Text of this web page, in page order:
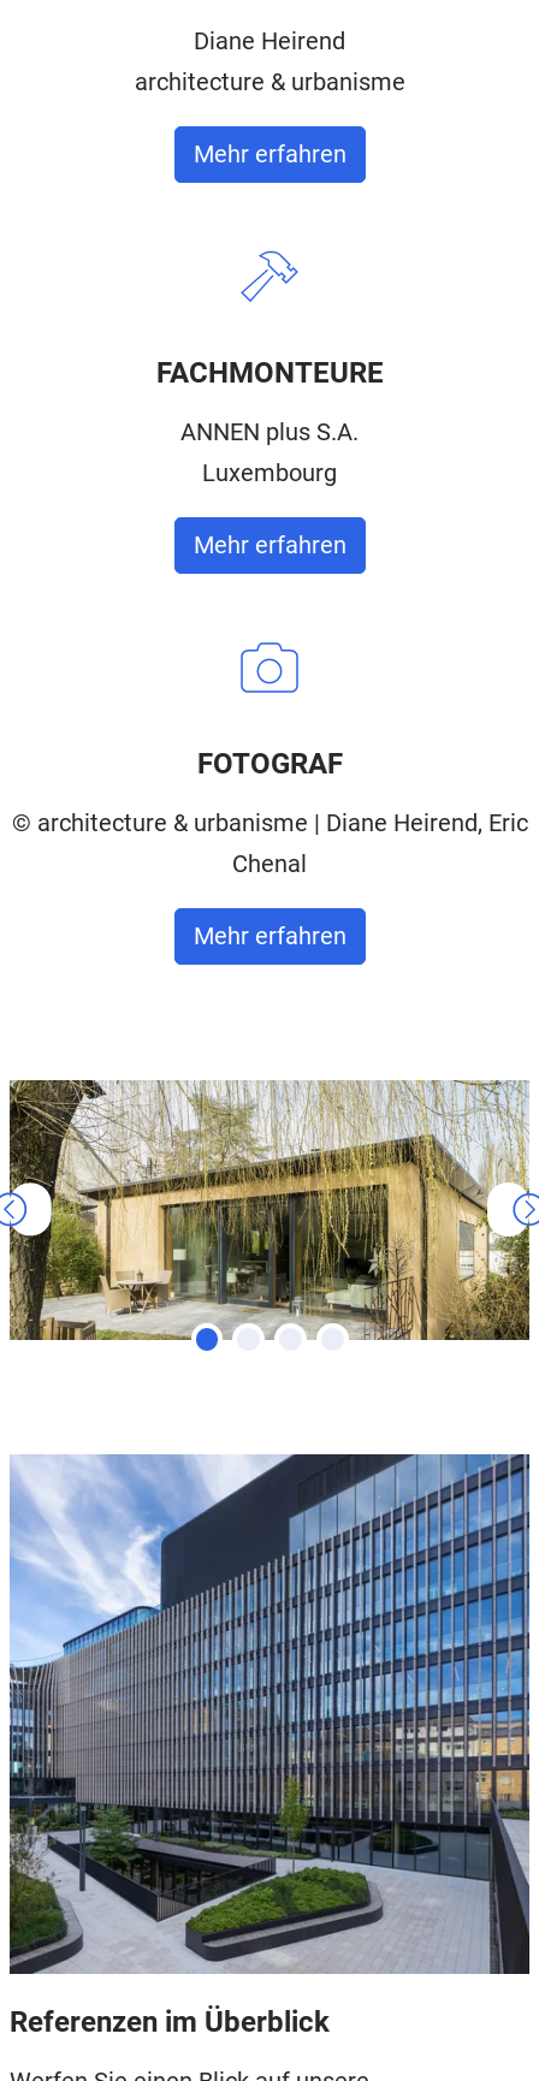
Diane Heirend
architecture & urbanisme
Mehr erfahren
FACHMONTEURE
ANNEN plus S.A.
Luxembourg
Mehr erfahren
FOTOGRAF
© architecture & urbanisme | Diane Heirend, Eric
Chenal
Mehr erfahren
Referenzen im Überblick